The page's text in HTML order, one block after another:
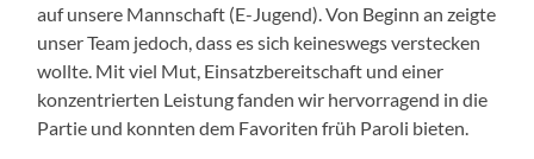
auf unsere Mannschaft (E-Jugend). Von Beginn an zeigte
unser Team jedoch, dass es sich keineswegs verstecken
wollte. Mit viel Mut, Einsatzbereitschaft und einer
konzentrierten Leistung fanden wir hervorragend in die
Partie und konnten dem Favoriten früh Paroli bieten.